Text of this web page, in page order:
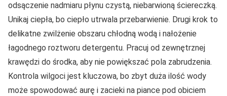
odsączenie nadmiaru płynu czystą, niebarwioną ściereczką.
Unikaj ciepła, bo ciepło utrwala przebarwienie. Drugi krok to
delikatne zwilżenie obszaru chłodną wodą i nałożenie
łagodnego roztworu detergentu. Pracuj od zewnętrznej
krawędzi do środka, aby nie powiększać pola zabrudzenia.
Kontrola wilgoci jest kluczowa, bo zbyt duża ilość wody
może spowodować aurę i zacieki na piance pod obiciem